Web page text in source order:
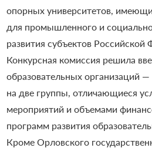
опорных университетов,
для промышленного и
развития субъектов Российской
Конкурсная комиссия решила
образовательных организаций
на две группы, отличающиеся
мероприятий и объемами
программ развития
Кроме Орловского